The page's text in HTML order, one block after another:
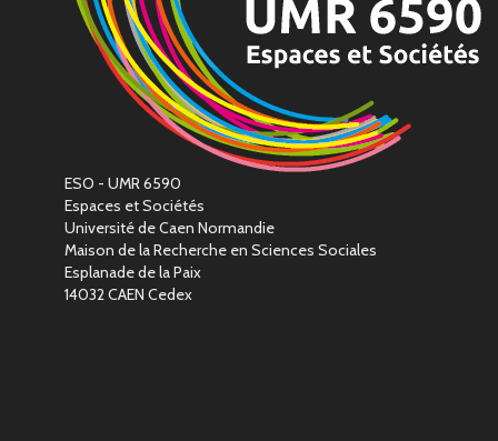
ESO - UMR 6590
Espaces et Sociétés
Université de Caen Normandie
Maison de la Recherche en Sciences Sociales
Esplanade de la Paix
14032 CAEN Cedex